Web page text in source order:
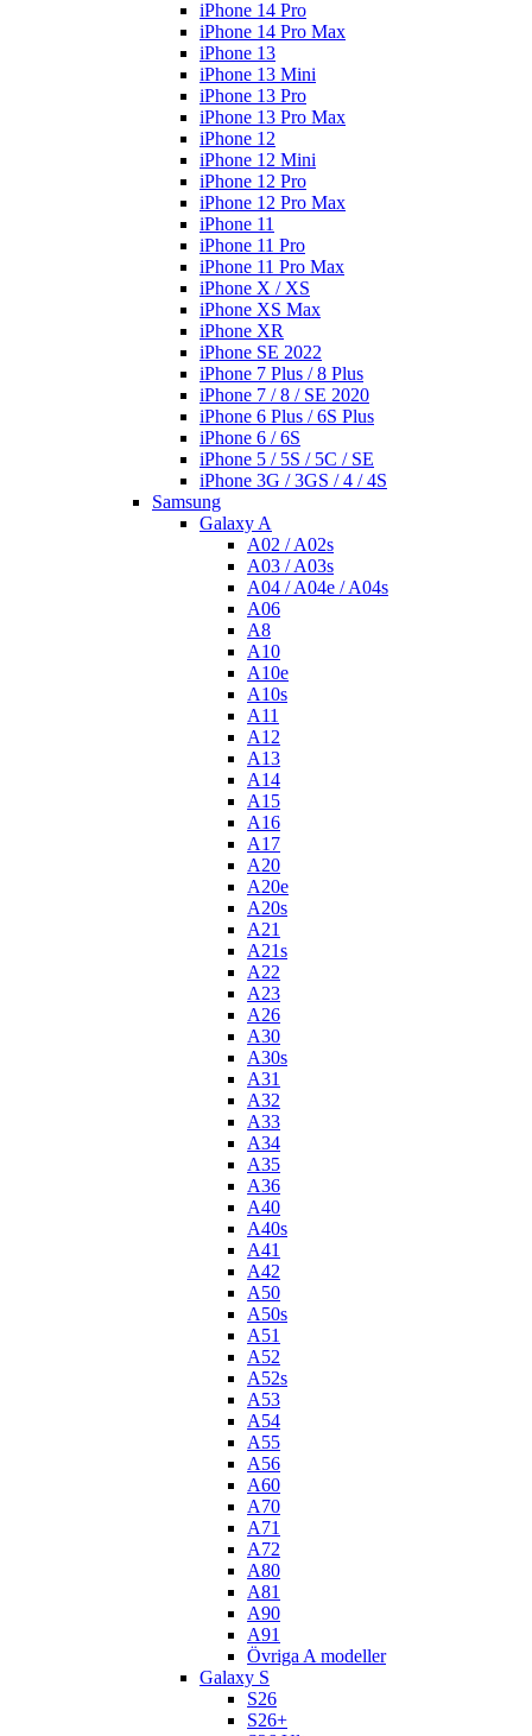
iPhone 14 Pro
iPhone 14 Pro Max
iPhone 13
iPhone 13 Mini
iPhone 13 Pro
iPhone 13 Pro Max
iPhone 12
iPhone 12 Mini
iPhone 12 Pro
iPhone 12 Pro Max
iPhone 11
iPhone 11 Pro
iPhone 11 Pro Max
iPhone X / XS
iPhone XS Max
iPhone XR
iPhone SE 2022
iPhone 7 Plus / 8 Plus
iPhone 7 / 8 / SE 2020
iPhone 6 Plus / 6S Plus
iPhone 6 / 6S
iPhone 5 / 5S / 5C / SE
iPhone 3G / 3GS / 4 / 4S
Samsung
Galaxy A
A02 / A02s
A03 / A03s
A04 / A04e / A04s
A06
A8
A10
A10e
A10s
A11
A12
A13
A14
A15
A16
A17
A20
A20e
A20s
A21
A21s
A22
A23
A26
A30
A30s
A31
A32
A33
A34
A35
A36
A40
A40s
A41
A42
A50
A50s
A51
A52
A52s
A53
A54
A55
A56
A60
A70
A71
A72
A80
A81
A90
A91
Övriga A modeller
Galaxy S
S26
S26+